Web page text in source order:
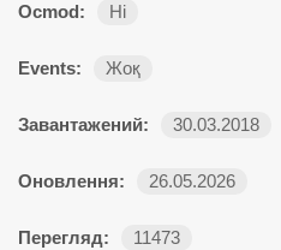
Ocmod: Ні
Events: Жоқ
Завантажений: 30.03.2018
Оновлення: 26.05.2026
Перегляд: 11473